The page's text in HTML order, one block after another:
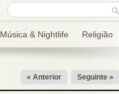
Formulário de
procura
Procurar
Música & Nightlife Religião
« Anterior Seguinte »